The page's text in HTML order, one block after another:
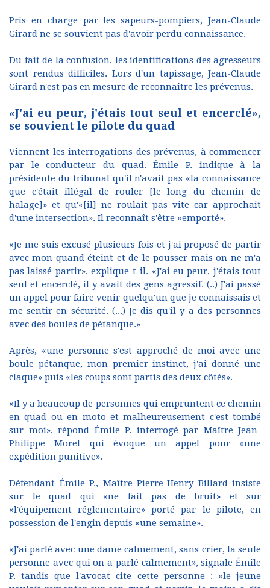
Pris en charge par les sapeurs-pompiers, Jean-Claude
Girard ne se souvient pas d'avoir perdu connaissance.
Du fait de la confusion, les identifications des agresseurs
sont rendus difficiles. Lors d'un tapissage, Jean-Claude
Girard n'est pas en mesure de reconnaître les prévenus.
«J'ai eu peur, j'étais tout seul et encerclé»,
se souvient le pilote du quad
Viennent les interrogations des prévenus, à commencer
par le conducteur du quad. Émile P. indique à la
présidente du tribunal qu'il n'avait pas «la connaissance
que c'était illégal de rouler [le long du chemin de
halage]» et qu'«[il] ne roulait pas vite car approchait
d'une intersection». Il reconnaît s'être «emporté».
«Je me suis excusé plusieurs fois et j'ai proposé de partir
avec mon quand éteint et de le pousser mais on ne m'a
pas laissé partir», explique-t-il. «J'ai eu peur, j'étais tout
seul et encerclé, il y avait des gens agressif. (..) J'ai passé
un appel pour faire venir quelqu'un que je connaissais et
me sentir en sécurité. (...) Je dis qu'il y a des personnes
avec des boules de pétanque.»
Après, «une personne s'est approché de moi avec une
boule pétanque, mon premier instinct, j'ai donné une
claque» puis «les coups sont partis des deux côtés».
«Il y a beaucoup de personnes qui empruntent ce chemin
en quad ou en moto et malheureusement c'est tombé
sur moi», répond Émile P. interrogé par Maître Jean-
Philippe Morel qui évoque un appel pour «une
expédition punitive».
Défendant Émile P., Maître Pierre-Henry Billard insiste
sur le quad qui «ne fait pas de bruit» et sur
«l'équipement réglementaire» porté par le pilote, en
possession de l'engin depuis «une semaine».
«J'ai parlé avec une dame calmement, sans crier, la seule
personne avec qui on a parlé calmement», signale Émile
P. tandis que l'avocat cite cette personne : «le jeune